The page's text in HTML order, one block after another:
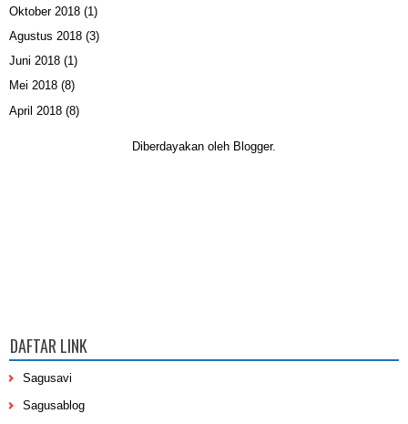
Oktober 2018 (1)
Agustus 2018 (3)
Juni 2018 (1)
Mei 2018 (8)
April 2018 (8)
Diberdayakan oleh Blogger.
DAFTAR LINK
Sagusavi
Sagusablog